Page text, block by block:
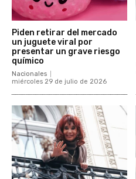
Piden retirar del mercado
un juguete viral por
presentar un grave riesgo
químico
Nacionales
miércoles 29 de julio de 2026